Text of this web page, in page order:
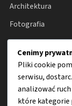
Architektura
Fotografia
Moda
Porady
Menu
Cenimy
Pliki cookie
serwisu,
analizować
które kategorie